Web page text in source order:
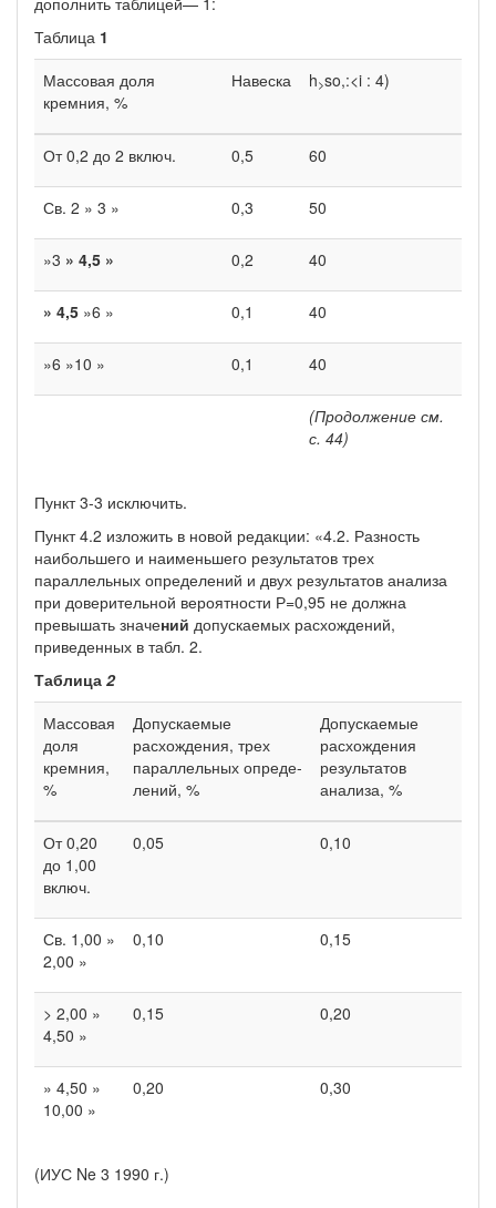
Таблица 1
Массовая доля
кремния, %
Навеска h>so,:<i : 4)
От 0,2 до 2 включ. 0,5 60
Св. 2 » 3 » 0,3 50
»3 » 4,5 » 0,2 40
» 4,5 »6 » 0,1 40
»6 »10 » 0,1 40
(Продолжение см.
с. 44)
Пункт 3-3 исключить.
Пункт 4.2 изложить в новой редакции: «4.2. Разность
наибольшего и наи­меньшего результатов трех
параллельных определений и двух результатов анализа
при доверительной вероятности Р=0,95 не должна
превышать значе­ний допускаемых расхождений,
приведенных в табл. 2.
Таблица 2
Массовая
доля
кремния,
%
Допускаемые
расхождения, трех
параллельных опреде­
лений, %
Допускаемые
расхождения
результатов
анализа, %
От 0,20
до 1,00
включ.
0,05 0,10
Св. 1,00 »
2,00 »
0,10 0,15
> 2,00 »
4,50 »
0,15 0,20
» 4,50 »
10,00 »
0,20 0,30
(ИУС Ne 3 1990 г.)